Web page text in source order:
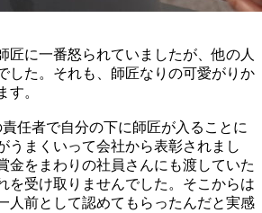
匠に一番怒られていましたが、他の人
した。それも、師匠なりの可愛がりか
す。
任者で自分の下に師匠が入ることに
うまくいって会社から表彰されまし
金をまわりの社員さんにも渡していた
を受け取りませんでした。そこからは
人前として認めてもらったんだと実感